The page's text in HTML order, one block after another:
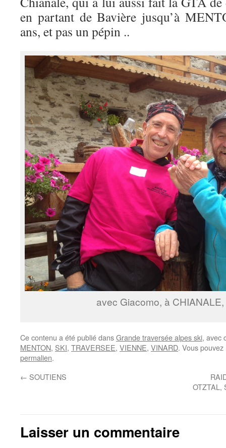
en partant de Bavière jusqu’à
ans, et pas un pépin ..
avec Giacomo, à
Ce contenu a été publié dansGrande traversée alpes ski, avec
MENTON, SKI, TRAVERSEE, VIENNE, VINARD. Vous
permalien.
← SOUTIENS
OTZTAL,
Laisser un commentaire